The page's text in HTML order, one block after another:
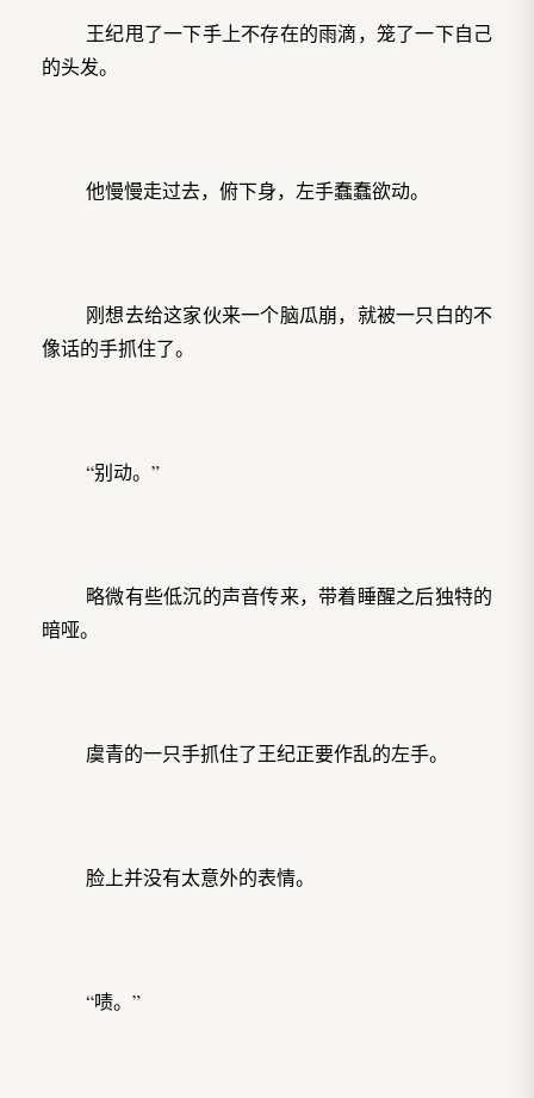
王纪甩了一下手上不存在的雨滴，笼了一下自己
的头发。
他慢慢走过去，俯下身，左手蠢蠢欲动。
刚想去给这家伙来一个脑瓜崩，就被一只白的不
像话的手抓住了。
“别动。”
略微有些低沉的声音传来，带着睡醒之后独特的
暗哑。
虞青的一只手抓住了王纪正要作乱的左手。
脸上并没有太意外的表情。
“啧。”